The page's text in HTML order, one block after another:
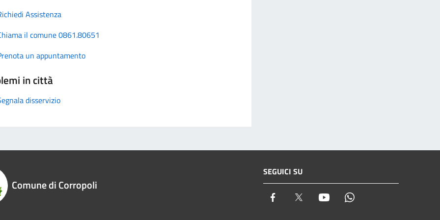
Assistenza
il comune 0861.80651
un appuntamento
in città
disservizio
Comune di Corropoli
SEGUICI SU
Facebook Twitter Youtube